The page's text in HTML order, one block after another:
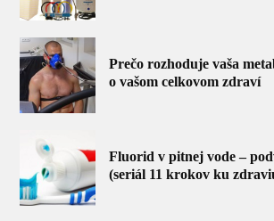
Prečo rozhoduje vaša
o vašom celkovom zdraví
Fluorid v pitnej vode –
(seriál 11 krokov ku